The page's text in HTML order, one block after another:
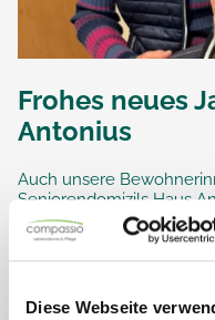
Diese Webseite
Frohes neues
Antonius
Auch unsere
Seniorendomizils Haus
gesundes, glückliches
Zum Jahresbeginn gab